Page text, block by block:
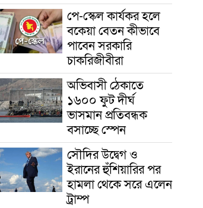
পে-স্কেল কার্যকর হলে
বকেয়া বেতন কীভাবে
পাবেন সরকারি
চাকরিজীবীরা
অভিবাসী ঠেকাতে
১৬০০ ফুট দীর্ঘ
ভাসমান প্রতিবন্ধক
বসাচ্ছে স্পেন
সৌদির উদ্বেগ ও
ইরানের হুঁশিয়ারির পর
হামলা থেকে সরে এলেন
ট্রাম্প